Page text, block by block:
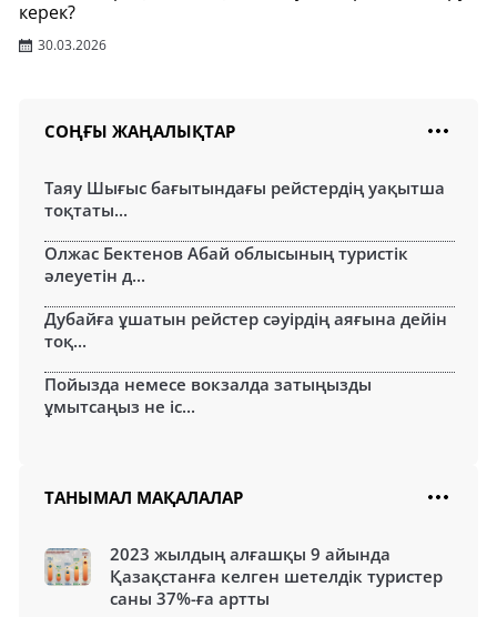
керек?
30.03.2026
СОҢҒЫ ЖАҢАЛЫҚТАР
Таяу Шығыс бағытындағы рейстердің уақытша
тоқтаты...
Олжас Бектенов Абай облысының туристік
әлеуетін д...
Дубайға ұшатын рейстер сәуірдің аяғына дейін
тоқ...
Пойызда немесе вокзалда затыңызды
ұмытсаңыз не іс...
ТАНЫМАЛ МАҚАЛАЛАР
2023 жылдың алғашқы 9 айында
Қазақстанға келген шетелдік туристер
саны 37%-ға артты